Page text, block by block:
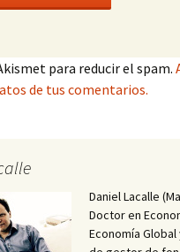
para reducir el spam.
de tus comentarios.
Daniel Lacalle
Doctor en
Economía